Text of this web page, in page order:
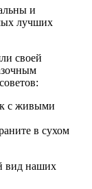
и
лучших
своей
с живыми
в сухом
вид наших